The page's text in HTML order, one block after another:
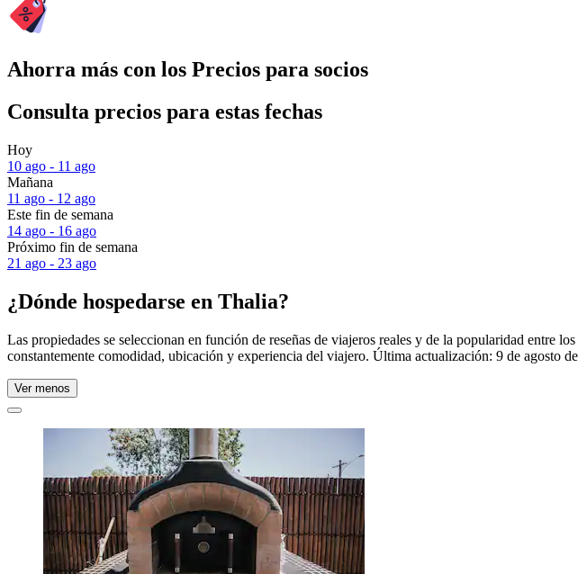
Ahorra más con los Precios para socios
Consulta precios para estas fechas
Hoy
10 ago - 11 ago
Mañana
11 ago - 12 ago
Este fin de semana
14 ago - 16 ago
Próximo fin de semana
21 ago - 23 ago
¿Dónde hospedarse en Thalia?
Las propiedades se seleccionan en función de reseñas de viajeros reales y de la popularidad entre
constantemente comodidad, ubicación y experiencia del viajero. Última actualización: 9 de agosto
Ver menos